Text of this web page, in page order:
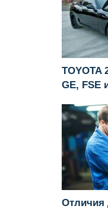
TOYOTA
GE, FSE
Отличия